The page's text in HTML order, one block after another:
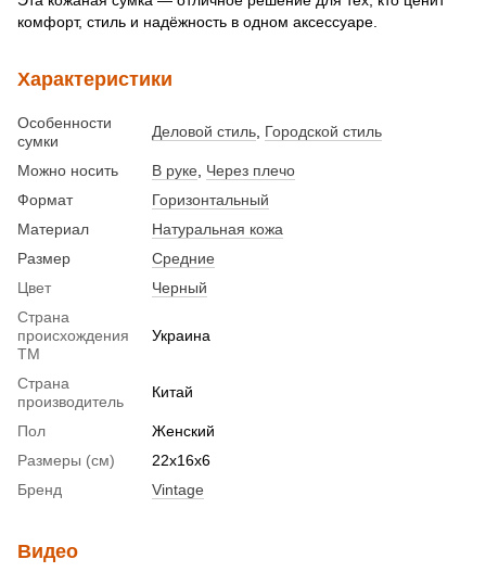
комфорт, стиль и надёжность в одном аксессуаре.
Характеристики
Особенности
сумки
Деловой стиль Городской стиль
Можно носить В руке
Через плечо
Формат
Горизонтальный
Материал
Натуральная кожа
Размер
Средние
Цвет
Черный
Страна
происхождения
ТМ
Украина
Страна
производитель
Китай
Пол
Женский
Размеры (см)
22х16х6
Бренд
Vintage
Видео